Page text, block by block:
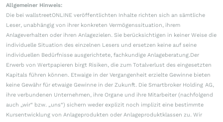
Allgemeiner Hinweis:
Die bei wallstreetONLINE veröffentlichten Inhalte richten sich an sämtliche
Leser, unabhängig von ihrer konkreten Vermögenssituation, ihrem
Anlageverhalten oder ihren Anlagezielen. Sie berücksichtigen in keiner Weise die
individuelle Situation des einzelnen Lesers und ersetzen keine auf seine
individuellen Bedürfnisse ausgerichtete, fachkundige Anlageberatung.Der
Erwerb von Wertpapieren birgt Risiken, die zum Totalverlust des eingesetzten
Kapitals führen können. Etwaige in der Vergangenheit erzielte Gewinne bieten
keine Gewähr für etwaige Gewinne in der Zukunft. Die Smartbroker Holding AG,
ihre verbundenen Unternehmen, ihre Organe und ihre Mitarbeiter (nachfolgend
auch „wir“ bzw. „uns“) sichern weder explizit noch implizit eine bestimmte
Kursentwicklung von Anlageprodukten oder Anlageproduktklassen zu. Wir